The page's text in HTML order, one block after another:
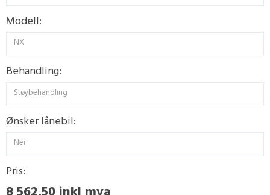
Modell:
NX
Behandling:
Støybehandling
Ønsker lånebil:
Nei
Pris: